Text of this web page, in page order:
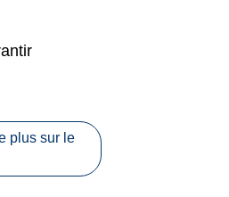
plus sur le